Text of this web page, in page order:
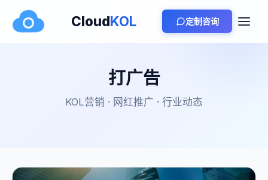
CloudKOL 定制咨询
打广告
KOL营销 · 网红推广 · 行业动态